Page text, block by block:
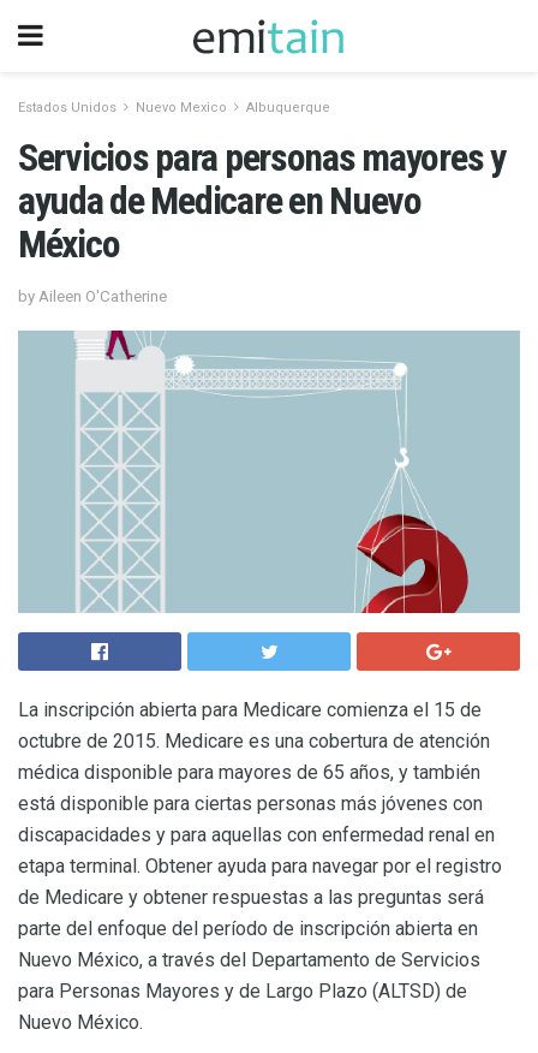
Estados Unidos Nuevo Mexico Albuquerque
Servicios para personas mayores y
ayuda de Medicare en Nuevo
México
by Aileen O'Catherine
La inscripción abierta para Medicare comienza el 15 de
octubre de 2015. Medicare es una cobertura de atención
médica disponible para mayores de 65 años, y también
está disponible para ciertas personas más jóvenes con
discapacidades y para aquellas con enfermedad renal en
etapa terminal. Obtener ayuda para navegar por el registro
de Medicare y obtener respuestas a las preguntas será
parte del enfoque del período de inscripción abierta en
Nuevo México, a través del Departamento de Servicios
para Personas Mayores y de Largo Plazo (ALTSD) de
Nuevo México.